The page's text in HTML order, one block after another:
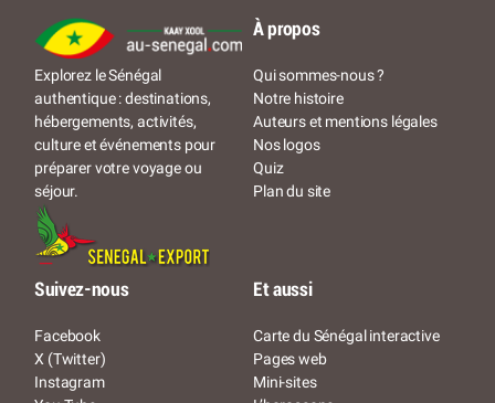
Explorez le Sénégal
authentique : destinations,
hébergements, activités,
culture et événements pour
préparer votre voyage ou
séjour.
À propos
Qui sommes-nous ?
Notre histoire
Auteurs et mentions légales
Nos logos
Quiz
Plan du site
Suivez-nous
Facebook
X (Twitter)
Instagram
Et aussi
Carte du Sénégal interactive
Pages web
Mini-sites